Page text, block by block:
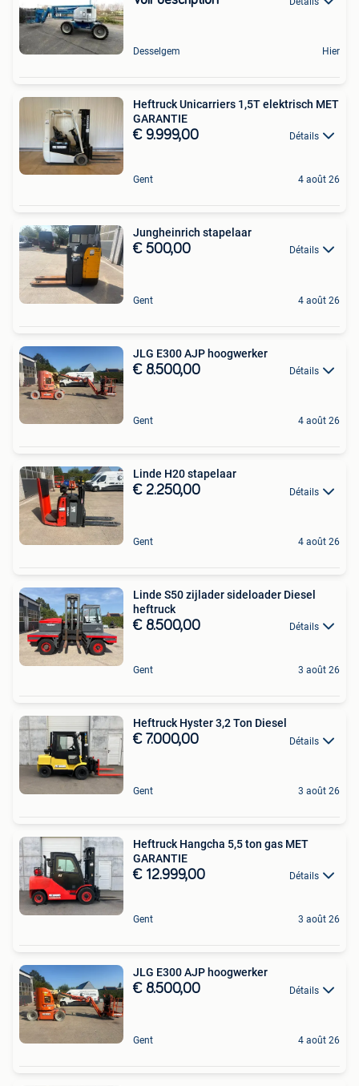
Desselgem Hier
Heftruck Unicarriers 1,5T elektrisch MET
GARANTIE
€ 9.999,00 Détails
Gent 4 août 26
Jungheinrich stapelaar
€ 500,00 Détails
Gent 4 août 26
JLG E300 AJP hoogwerker
€ 8.500,00 Détails
Gent 4 août 26
Linde H20 stapelaar
€ 2.250,00 Détails
Gent 4 août 26
Linde S50 zijlader sideloader Diesel
heftruck
€ 8.500,00 Détails
Gent 3 août 26
Heftruck Hyster 3,2 Ton Diesel
€ 7.000,00 Détails
Gent 3 août 26
Heftruck Hangcha 5,5 ton gas MET
GARANTIE
€ 12.999,00 Détails
Gent 3 août 26
JLG E300 AJP hoogwerker
€ 8.500,00 Détails
Gent 4 août 26